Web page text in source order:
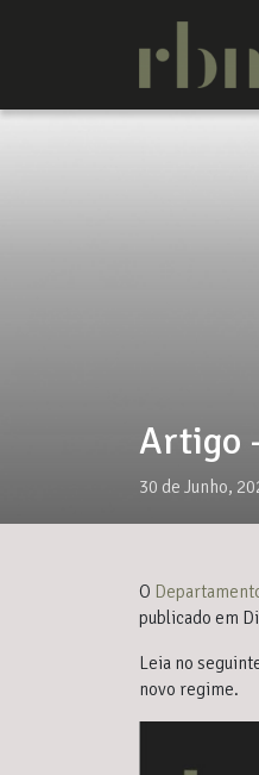
Artigo
30 de Junho,
O
publicado em
Leia no
novo regime.